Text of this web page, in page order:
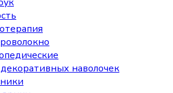
наволочек